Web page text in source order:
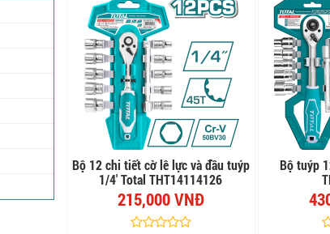
Bộ 12 chi tiết cờ lê lực và đầu tuýp
1/4' Total THT14114126
215,000 VNĐ
Bộ tuýp